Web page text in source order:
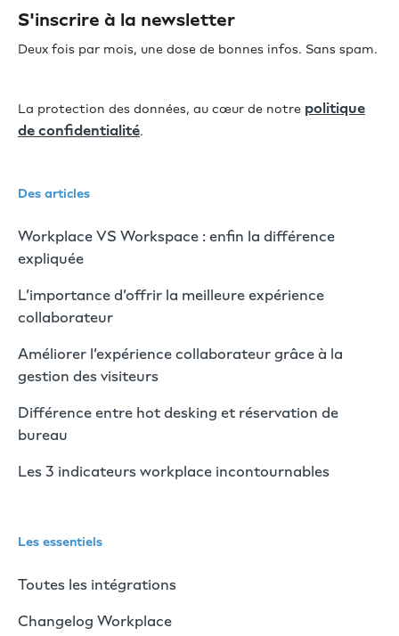
S'inscrire à la newsletter
Deux fois par mois, une dose de bonnes infos. Sans spam.
La protection des données, au cœur de notre politique
de confidentialité.
Des articles
Workplace VS Workspace : enfin la différence
expliquée
L’importance d’offrir la meilleure expérience
collaborateur
Améliorer l’expérience collaborateur grâce à la
gestion des visiteurs
Différence entre hot desking et réservation de
bureau
Les 3 indicateurs workplace incontournables
Les essentiels
Toutes les intégrations
Changelog Workplace